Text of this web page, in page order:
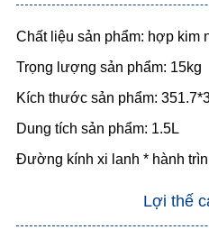
Chất liệu sản phẩm: hợp kim
Trọng lượng sản phẩm: 15kg
Kích thước sản phẩm:
Dung tích sản phẩm: 1.5L
Đường kính xi lanh * hành
Lợi thế